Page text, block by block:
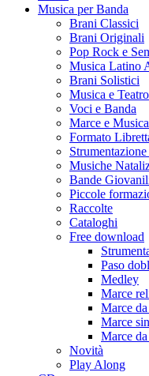
Musica per Banda
Brani Classici
Brani Originali
Pop Rock e
Musica Latino
Brani Solistici
Musica e Teatro
Voci e Banda
Marce e
Formato
Musiche
Bande
Piccole
Raccolte
Cataloghi
Free download
Paso
Medley
Marce
Marce
Marce
Marce
Novità
Play Along